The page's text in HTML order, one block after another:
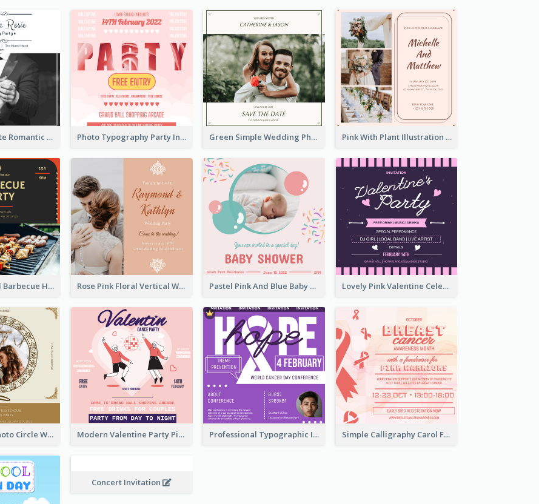
Black And White Romantic Wedding Party Photo Typography Party Invitation Design Templates Green Simple Wedding Photo Wedding Invitation Pink With Plant Illustration Wedding Party Invitation
Black With Red Barbecue Housewarming Invitation Rose Pink Floral Vertical Wedding Party Invitation Pastel Pink And Blue Baby Shower Invitation Lovely Pink Valentine Celebration Invitation Design Ideas
Gold Brown Photo Circle Wedding Invitation Modern Valentine Party Pink Invitation Design Templates Professional Typographic Invitation Design Template Simple Calligraphy Carol Fundraiser Invitation Design Ideas
Concert Invitation